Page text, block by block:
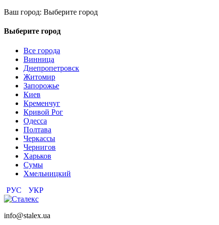
Ваш город: Выберите город
Выберите город
Все города
Винница
Днепропетровск
Житомир
Запорожье
Киев
Кременчуг
Кривой Рог
Одесса
Полтава
Черкассы
Чернигов
Харьков
Сумы
Хмельницкий
РУС
УКР
info@stalex.ua